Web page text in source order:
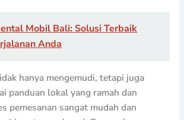
Mobil Bali: Solusi Terbaik
Anda
hanya mengemudi, tetapi juga
panduan lokal yang ramah dan
pemesanan sangat mudah dan